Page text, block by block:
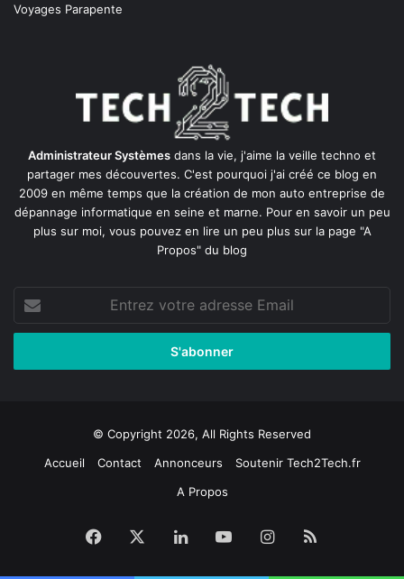
Voyages Parapente
Administrateur Systèmes dans la vie, j'aime la veille techno et
partager mes découvertes. C'est pourquoi j'ai créé ce blog en
2009 en même temps que la création de mon auto entreprise de
dépannage informatique en seine et marne. Pour en savoir un peu
plus sur moi, vous pouvez en lire un peu plus sur la page "A
Propos" du blog
votre
adresse
© Copyright 2026, All Rights Reserved
Accueil
Contact Annonceurs
Soutenir Tech2Tech.fr
A Propos
Facebook LinkedinYouTubeInstagram
RSS